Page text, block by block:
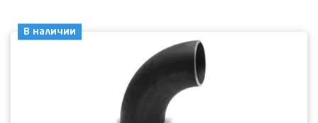
В наличии